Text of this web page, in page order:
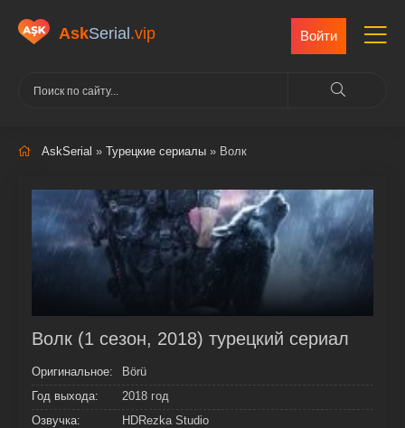
AskSerial .vip Войти
AskSerial » Турецкие сериалы » Волк
Волк (1 сезон, 2018) турецкий сериал
Оригинальное:
Börü
Год выхода:
2018 год
Озвучка:
HDRezka Studio